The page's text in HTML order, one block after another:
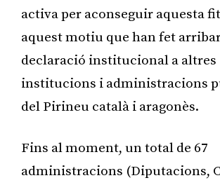
activa per aconseguir aquesta
aquest motiu que han fet
declaració institucional a altres
institucions i administracions
del Pirineu català i aragonès.
Fins al moment, un total de 67
administracions (Diputacions,